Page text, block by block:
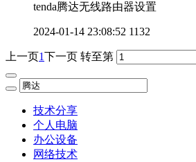
tenda腾达无线路由器设置
2024-01-14 23:08:52 1132
上一页1下一页 转至第
技术分享
个人电脑
办公设备
网络技术